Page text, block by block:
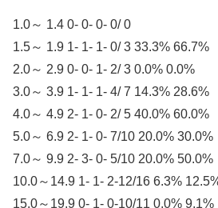
1.0～ 1.4 0- 0- 0- 0/ 0
1.5～ 1.9 1- 1- 1- 0/ 3 33.3% 66.7%
2.0～ 2.9 0- 0- 1- 2/ 3 0.0% 0.0%
3.0～ 3.9 1- 1- 1- 4/ 7 14.3% 28.6%
4.0～ 4.9 2- 1- 0- 2/ 5 40.0% 60.0%
5.0～ 6.9 2- 1- 0- 7/10 20.0% 30.0%
7.0～ 9.9 2- 3- 0- 5/10 20.0% 50.0%
10.0～14.9 1- 1- 2-12/16 6.3%
15.0～19.9 0- 1- 0-10/11 0.0% 9.1%